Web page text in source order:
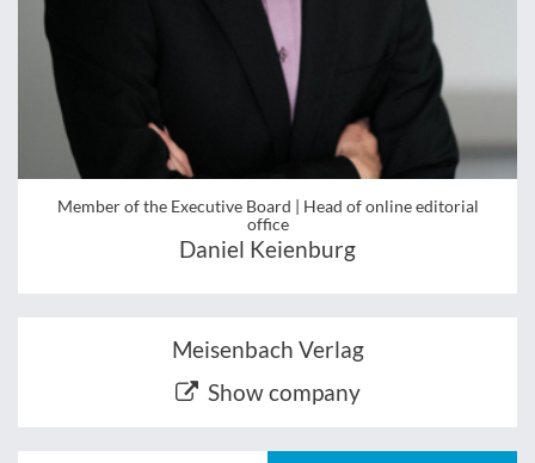
Member of the Executive Board | Head of online editorial
office
Daniel Keienburg
Meisenbach Verlag
Show company